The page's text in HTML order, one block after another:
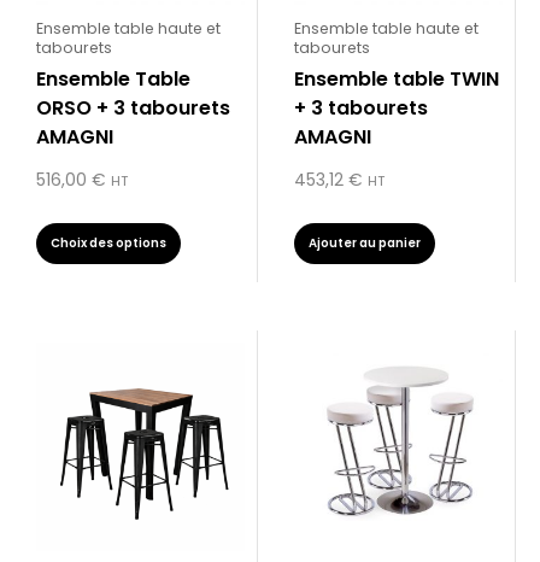
Ensemble table haute et
tabourets
Ensemble Table
ORSO + 3 tabourets
AMAGNI
516,00 € HT
Choix des options
être
choisies
sur
la
page
du
Ensemble table haute et
tabourets
Ensemble table TWIN
+ 3 tabourets
AMAGNI
453,12 € HT
Ajouter au panier
plusieurs
variations.
Les